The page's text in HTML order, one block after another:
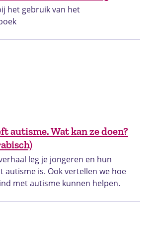
het gebruik van het
autisme. Wat kan ze doen?
leg je jongeren en hun
autisme is. Ook vertellen we hoe
met autisme kunnen helpen.